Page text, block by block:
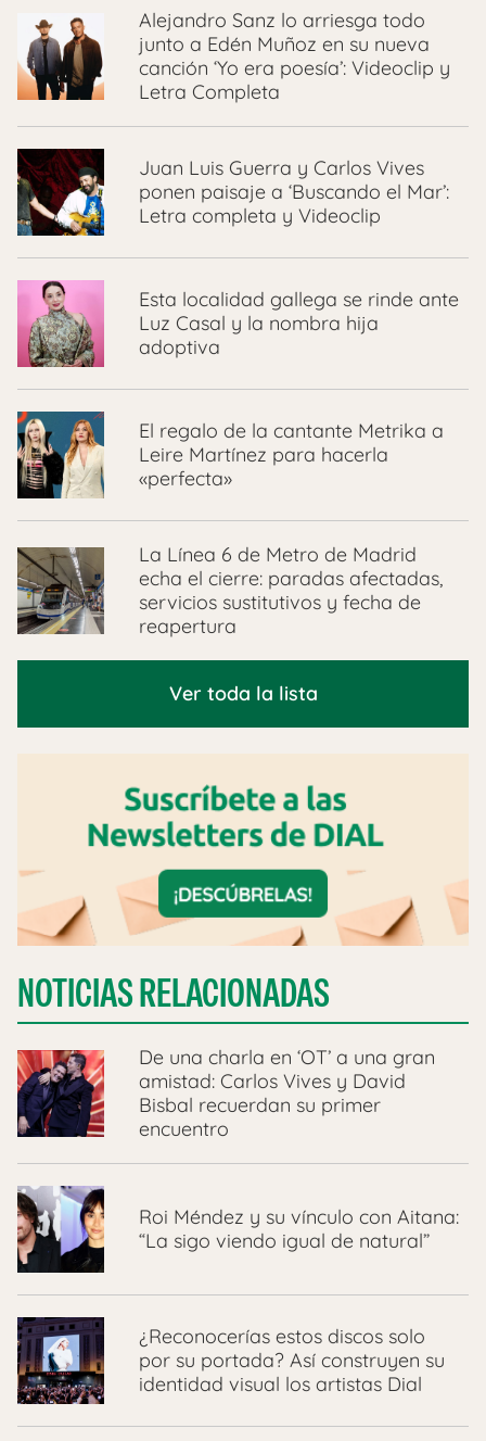
Alejandro Sanz lo arriesga todo
junto a Edén Muñoz en su nueva
canción ‘Yo era poesía’: Videoclip y
Letra Completa
Juan Luis Guerra y Carlos Vives
ponen paisaje a ‘Buscando el Mar’:
Letra completa y Videoclip
Esta localidad gallega se rinde ante
Luz Casal y la nombra hija
adoptiva
El regalo de la cantante Metrika a
Leire Martínez para hacerla
«perfecta»
La Línea 6 de Metro de Madrid
echa el cierre: paradas afectadas,
servicios sustitutivos y fecha de
reapertura
Ver toda la lista
NOTICIAS RELACIONADAS
De una charla en ‘OT’ a una gran
amistad: Carlos Vives y David
Bisbal recuerdan su primer
encuentro
Roi Méndez y su vínculo con Aitana:
“La sigo viendo igual de natural”
¿Reconocerías estos discos solo
por su portada? Así construyen su
identidad visual los artistas Dial